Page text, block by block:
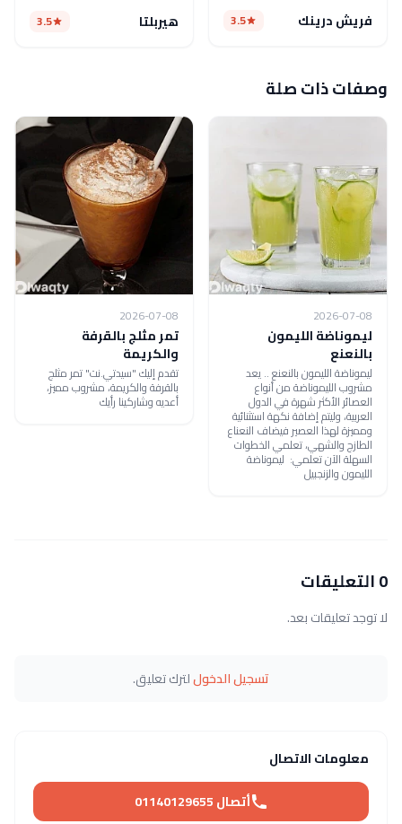
فريش درينك 3.5 هيربلتا 3.5
وصفات ذات صلة
2026-07-08
ليموناضة الليمون
بالنعنع
ليموناضة الليمون بالنعنع .. يعد
مشروب الليموناضة من أنواع
العصائر الأكثر شهرة في الدول
العربية، وليتم إضافة نكهة استثنائية
ومميزة لهذا العصير فيضاف النعناع
الطازج والشهي، تعلمي الخطوات
السهلة الآن تعلمي: ليموناضة
الليمون والزنجبيل
2026-07-08
تمر مثلج بالقرفة
والكريمة
تقدم إليك "سيدتي.نت" تمر مثلج
بالقرفة والكريمة، مشروب مميز،
أعديه وشاركينا رأيك
0 التعليقات
لا توجد تعليقات بعد.
تسجيل الدخوللترك تعليق.
معلومات الاتصال
أتصال 01140129655